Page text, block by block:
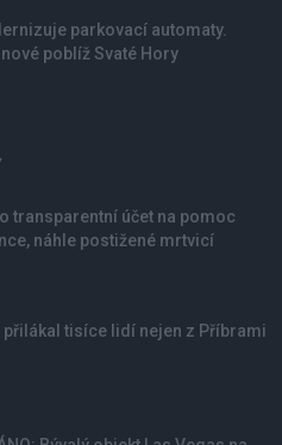
parkovací automaty.
poblíž Svaté Hory
transparentní účet na pomoc
náhle postižené mrtvicí
přilákal tisíce lidí nejen z Příbrami